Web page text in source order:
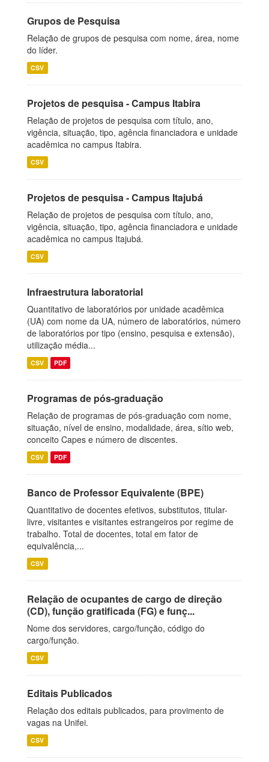
Grupos de Pesquisa
Relação de grupos de pesquisa com nome, área, nome
do líder.
CSV
Projetos de pesquisa - Campus Itabira
Relação de projetos de pesquisa com título, ano,
vigência, situação, tipo, agência financiadora e unidade
acadêmica no campus Itabira.
CSV
Projetos de pesquisa - Campus Itajubá
Relação de projetos de pesquisa com título, ano,
vigência, situação, tipo, agência financiadora e unidade
acadêmica no campus Itajubá.
CSV
Infraestrutura laboratorial
Quantitativo de laboratórios por unidade acadêmica
(UA) com nome da UA, número de laboratórios, número
de laboratórios por tipo (ensino, pesquisa e extensão),
utilização média...
CSV PDF
Programas de pós-graduação
Relação de programas de pós-graduação com nome,
situação, nível de ensino, modalidade, área, sítio web,
conceito Capes e número de discentes.
CSV PDF
Banco de Professor Equivalente (BPE)
Quantitativo de docentes efetivos, substitutos, titular-
livre, visitantes e visitantes estrangeiros por regime de
trabalho. Total de docentes, total em fator de
equivalência,...
CSV
Relação de ocupantes de cargo de direção
(CD), função gratificada (FG) e funç...
Nome dos servidores, cargo/função, código do
cargo/função.
CSV
Editais Publicados
Relação dos editais publicados, para provimento de
vagas na Unifei.
CSV